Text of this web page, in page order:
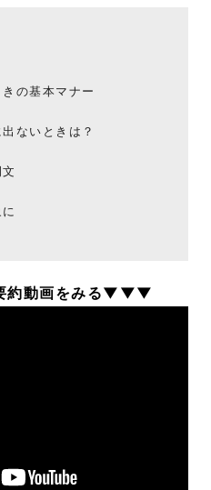
の基本マナー
ないときは？
約動画をみる▼▼▼